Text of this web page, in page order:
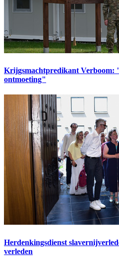
Krijgsmachtpredikant Verboom:
ontmoeting"
Herdenkingsdienst
verleden